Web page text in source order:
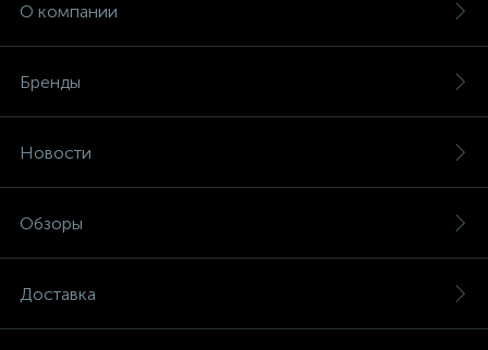
О компании
Бренды
Новости
Обзоры
Доставка